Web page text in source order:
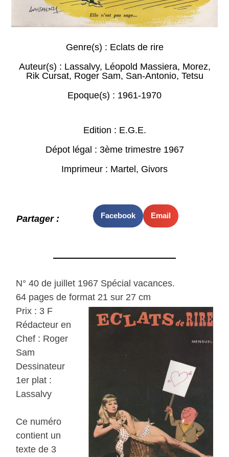
Genre(s) : Eclats de rire
Auteur(s) : Lassalvy, Léopold Massiera, Morez,
Rik Cursat, Roger Sam, San-Antonio, Tetsu
Epoque(s) : 1961-1970
Edition : E.G.E.
Dépot légal : 3ème trimestre 1967
Imprimeur : Martel, Givors
Partager : Facebook Email
N° 40 de juillet 1967 Spécial vacances.
64 pages de format 21 sur 27 cm
Prix : 3 F
Rédacteur en
Chef : Roger
Sam
Dessinateur
1er plat :
Lassalvy
Ce numéro
contient un
texte de 3